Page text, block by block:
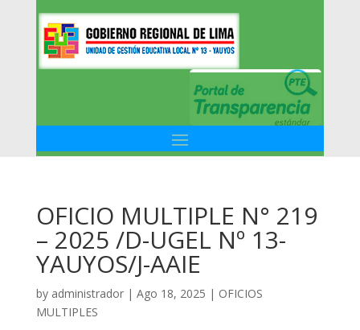
OFICIO MULTIPLE N° 219
– 2025 /D-UGEL Nº 13-
YAUYOS/J-AAIE
by administrador| Ago 18, 2025 | OFICIOS
MULTIPLES